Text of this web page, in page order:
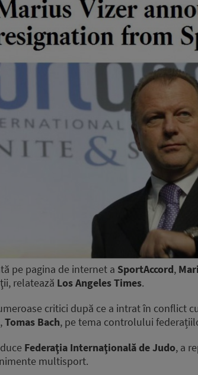
pe pagina de internet a SportAccord,
relatează Los Angeles Times.
critici după ce a intrat în conflict
Tomas Bach, pe tema controlului
Federaţia Internaţională de Judo, a
multisport.